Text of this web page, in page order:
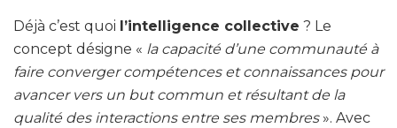
Déjà c’est quoi l’intelligence collective ? Le
concept désigne « la capacité d’une communauté à
faire converger compétences et connaissances pour
avancer vers un but commun et résultant de la
qualité des interactions entre ses membres ». Avec